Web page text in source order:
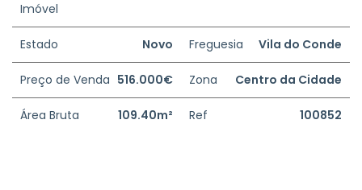
Imóvel
Estado Novo Freguesia Vila do Conde
Preço de Venda 516.000€ Zona Centro da Cidade
Área Bruta 109.40m² Ref 100852